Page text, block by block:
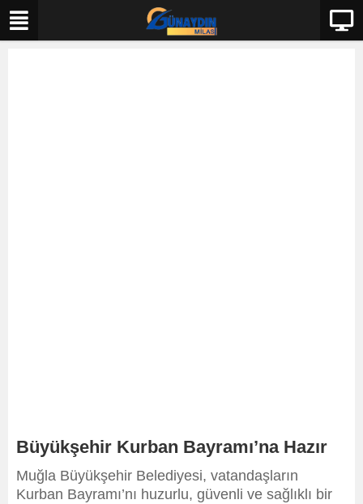
Büyükşehir Kurban Bayramı’na Hazır
Muğla Büyükşehir Belediyesi, vatandaşların
Kurban Bayramı’nı huzurlu, güvenli ve sağlıklı bir